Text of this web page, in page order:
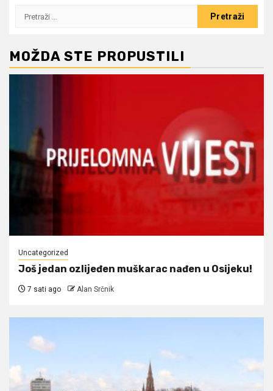
Pretraži:
MOŽDA STE PROPUSTILI
Uncategorized
Još jedan ozlijeđen muškarac nađen u Osijeku!
7 sati ago Alan Srčnik